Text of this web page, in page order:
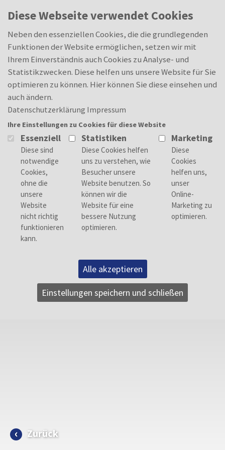
Merkliste
Merkliste
0
Zurück
Diese Webseite verwendet Cookies
Neben den essenziellen Cookies, die die grundlegenden
Funktionen der Website ermöglichen, setzen wir mit
Ihrem Einverständnis auch Cookies zu Analyse- und
Statistikzwecken. Diese helfen uns unsere Website für Sie
optimieren zu können. Hier können Sie diese einsehen und
auch ändern.
Datenschutzerklärung Impressum
Ihre Einstellungen zu Cookies für diese Website
Essenziell Statistiken Marketing
Alle akzeptieren
Einstellungen speichern und schließen